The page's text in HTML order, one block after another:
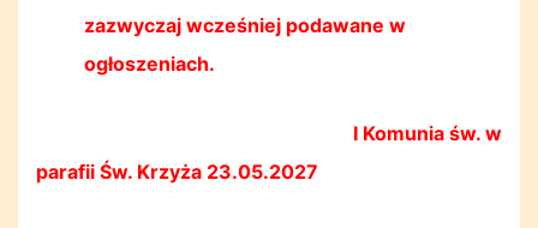
zazwyczaj wcześniej podawane w
ogłoszeniach.
I Komunia św. w
parafii Św. Krzyża 23.05.2027